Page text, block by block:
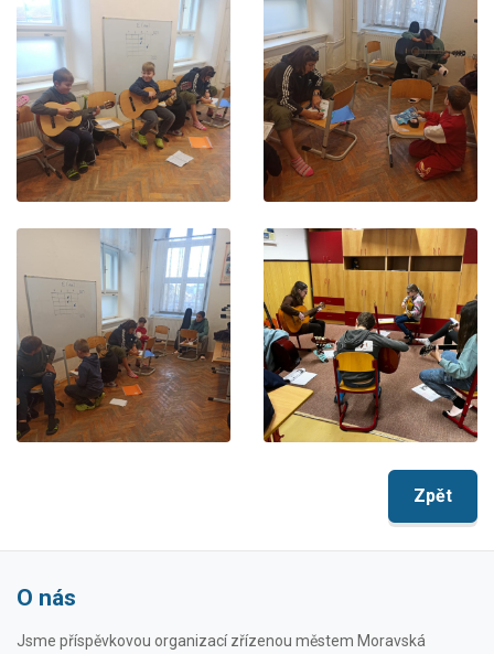
Zpět
O nás
Jsme příspěvkovou organizací zřízenou městem Moravská